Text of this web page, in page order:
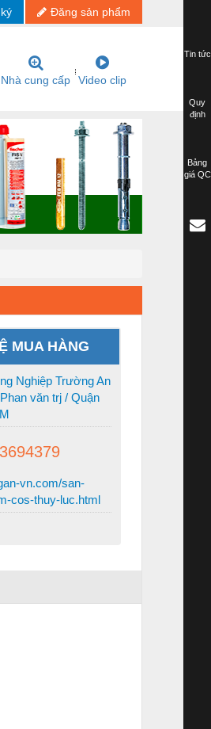
Đăng sản phẩm
Nhà cung cấp Video clip
MUA HÀNG
Nghiệp Trường An
văn trj / Quận
vn.com/san-
cos-thuy-luc.html
Tin tức
Quy
định
Bảng
giá QC